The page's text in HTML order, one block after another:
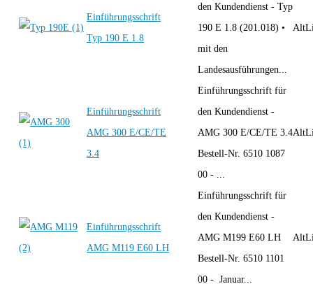
Einführungsschrift
Typ 190 E 1.8
den Kundendienst - Typ
190 E 1.8 (201.018) •
mit den
Landesausführungen...
Einführungsschrift
AMG 300 E/CE/TE
3.4
Einführungsschrift für
den Kundendienst -
AMG 300 E/CE/TE 3.4
Bestell-Nr. 6510 1087
00 - ...
Einführungsschrift
AMG M119 E60 LH
Einführungsschrift für
den Kundendienst -
AMG M199 E60 LH
Bestell-Nr. 6510 1101
00 - Januar...